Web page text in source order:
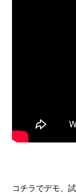
コチラでデモ、